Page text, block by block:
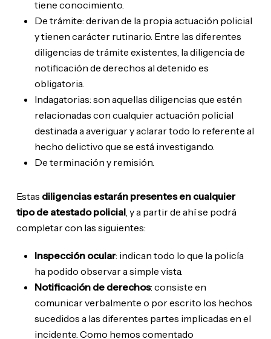
tiene conocimiento.
De trámite: derivan de la propia actuación policial
y tienen carácter rutinario. Entre las diferentes
diligencias de trámite existentes, la diligencia de
notificación de derechos al detenido es
obligatoria.
Indagatorias: son aquellas diligencias que estén
relacionadas con cualquier actuación policial
destinada a averiguar y aclarar todo lo referente al
hecho delictivo que se está investigando.
De terminación y remisión.
Estas diligencias estarán presentes en cualquier
tipo de atestado policial, y a partir de ahí se podrá
completar con las siguientes:
Inspección ocular: indican todo lo que la policía
ha podido observar a simple vista.
Notificación de derechos: consiste en
comunicar verbalmente o por escrito los hechos
sucedidos a las diferentes partes implicadas en el
incidente. Como hemos comentado